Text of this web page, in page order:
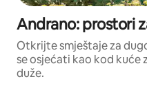
Andrano: prostori
Otkrijte smještaje za
se osjećati kao kod kuće
duže.